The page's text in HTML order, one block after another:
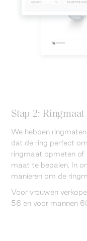
Stap 2:
We hebben
dat de ring perfect
ringmaat opmeten of
maat te bepalen. In
manieren om de
Voor vrouwen
56 en voor mannen